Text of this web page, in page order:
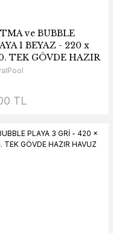
ve BUBBLE
1 BEYAZ - 220 x
TEK GÖVDE HAZIR
TL